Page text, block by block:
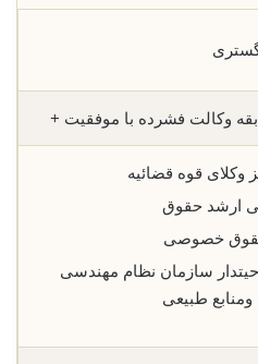
وکالت فشرده با موفقیت +
وکلای قوه قضائیه
ارشد حقوق
خصوصی
سازمان نظام مهندسی
طبیعی